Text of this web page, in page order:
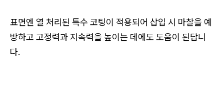
표면엔 열 처리된 특수 코팅이 적용되어 삽입 시 마찰을 예
방하고 고정력과 지속력을 높이는 데에도 도움이 된답니
다.